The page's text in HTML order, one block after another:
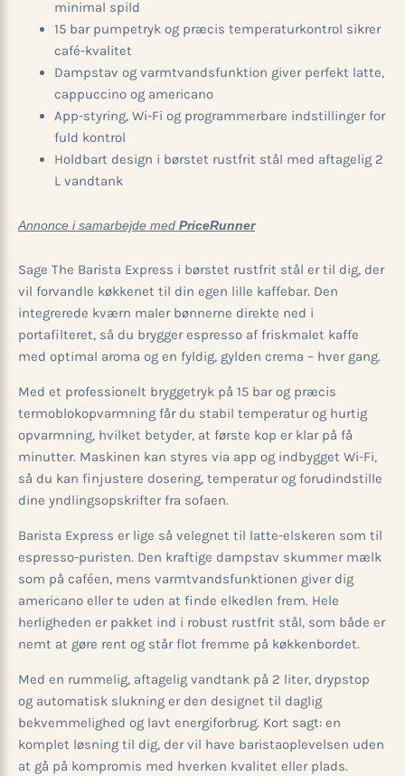
minimal spild
15 bar pumpetryk og præcis temperaturkontrol sikrer
café-kvalitet
Dampstav og varmtvandsfunktion giver perfekt latte,
cappuccino og americano
App-styring, Wi-Fi og programmerbare indstillinger for
fuld kontrol
Holdbart design i børstet rustfrit stål med aftagelig 2
L vandtank
Annonce i samarbejde med PriceRunner
Sage The Barista Express i børstet rustfrit stål er til dig, der
vil forvandle køkkenet til din egen lille kaffebar. Den
integrerede kværn maler bønnerne direkte ned i
portafilteret, så du brygger espresso af friskmalet kaffe
med optimal aroma og en fyldig, gylden crema – hver gang.
Med et professionelt bryggetryk på 15 bar og præcis
termoblokopvarmning får du stabil temperatur og hurtig
opvarmning, hvilket betyder, at første kop er klar på få
minutter. Maskinen kan styres via app og indbygget Wi-Fi,
så du kan finjustere dosering, temperatur og forudindstille
dine yndlingsopskrifter fra sofaen.
Barista Express er lige så velegnet til latte-elskeren som til
espresso-puristen. Den kraftige dampstav skummer mælk
som på caféen, mens varmtvandsfunktionen giver dig
americano eller te uden at finde elkedlen frem. Hele
herligheden er pakket ind i robust rustfrit stål, som både er
nemt at gøre rent og står flot fremme på køkkenbordet.
Med en rummelig, aftagelig vandtank på 2 liter, drypstop
og automatisk slukning er den designet til daglig
bekvemmelighed og lavt energiforbrug. Kort sagt: en
komplet løsning til dig, der vil have baristaoplevelsen uden
at gå på kompromis med hverken kvalitet eller plads.